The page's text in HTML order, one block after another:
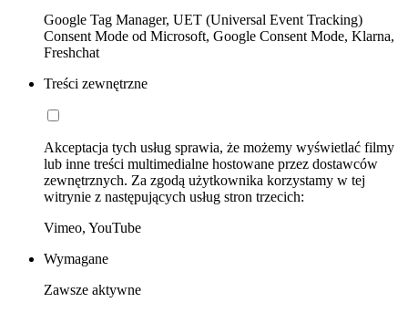
Google Tag Manager, UET (Universal Event Tracking)
Consent Mode od Microsoft, Google Consent Mode, Klarna,
Freshchat
Treści zewnętrzne
Akceptacja tych usług sprawia, że możemy wyświetlać filmy
lub inne treści multimedialne hostowane przez dostawców
zewnętrznych. Za zgodą użytkownika korzystamy w tej
witrynie z następujących usług stron trzecich:
Vimeo, YouTube
Wymagane
Zawsze aktywne